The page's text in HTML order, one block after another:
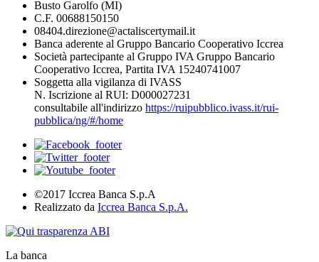
Busto Garolfo (MI)
C.F. 00688150150
08404.direzione@actaliscertymail.it
Banca aderente al Gruppo Bancario Cooperativo Iccrea
Società partecipante al Gruppo IVA Gruppo Bancario
Cooperativo Iccrea, Partita IVA 15240741007
Soggetta alla vigilanza di IVASS
N. Iscrizione al RUI: D000027231
consultabile all'indirizzo https://ruipubblico.ivass.it/rui-
pubblica/ng/#/home
©2017 Iccrea Banca S.p.A
Realizzato da Iccrea Banca S.p.A.
La banca